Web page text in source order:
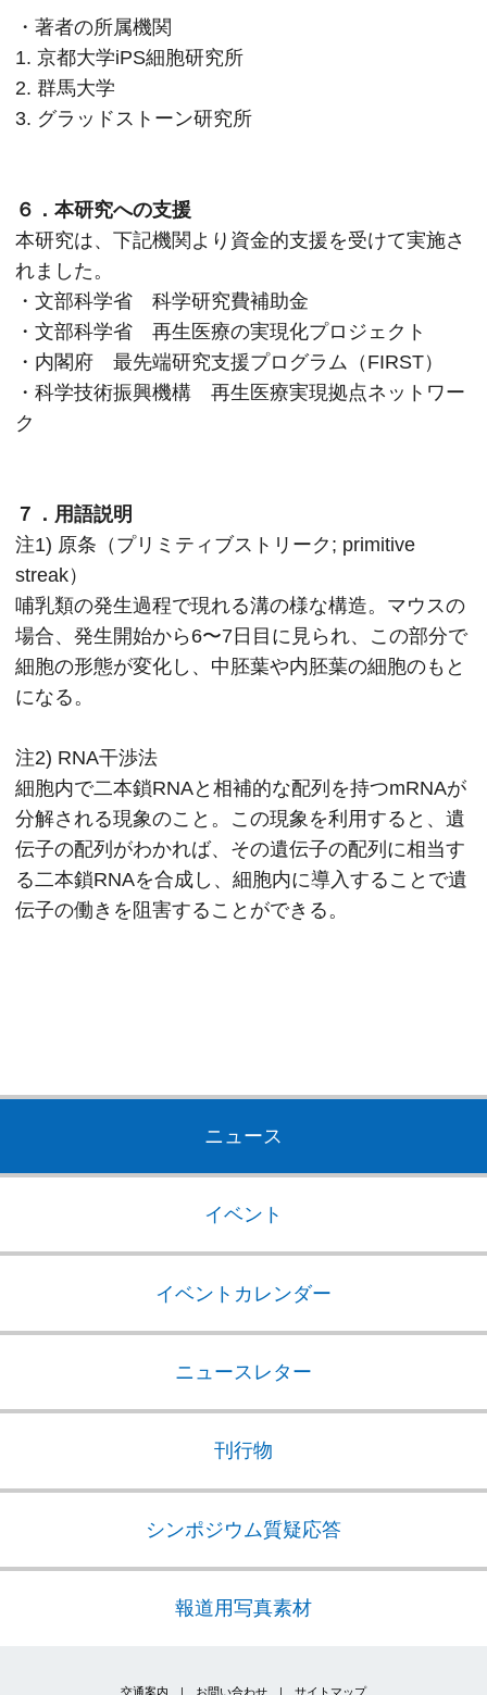
・著者の所属機関
1. 京都大学iPS細胞研究所
2. 群馬大学
3. グラッドストーン研究所
６．本研究への支援
本研究は、下記機関より資金的支援を受けて実施さ
れました。
・文部科学省 科学研究費補助金
・文部科学省 再生医療の実現化プロジェクト
・内閣府 最先端研究支援プログラム（FIRST）
・科学技術振興機構 再生医療実現拠点ネットワー
ク
７．用語説明
注1) 原条（プリミティブストリーク; primitive
streak）
哺乳類の発生過程で現れる溝の様な構造。マウスの
場合、発生開始から6〜7日目に見られ、この部分で
細胞の形態が変化し、中胚葉や内胚葉の細胞のもと
になる。
注2) RNA干渉法
細胞内で二本鎖RNAと相補的な配列を持つmRNAが
分解される現象のこと。この現象を利用すると、遺
伝子の配列がわかれば、その遺伝子の配列に相当す
る二本鎖RNAを合成し、細胞内に導入することで遺
伝子の働きを阻害することができる。
ニュース
イベント
イベントカレンダー
ニュースレター
刊行物
シンポジウム質疑応答
報道用写真素材
交通案内 | お問い合わせ | サイトマップ